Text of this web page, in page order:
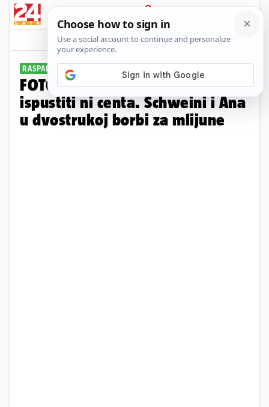
PRIJAVA
Galerija Komentari
RASPAD SPORTSKOG PARA
FOTO Vatrena Bugarka ne želi
ispustiti ni centa. Schweini i Ana
u dvostrukoj borbi za mlijune